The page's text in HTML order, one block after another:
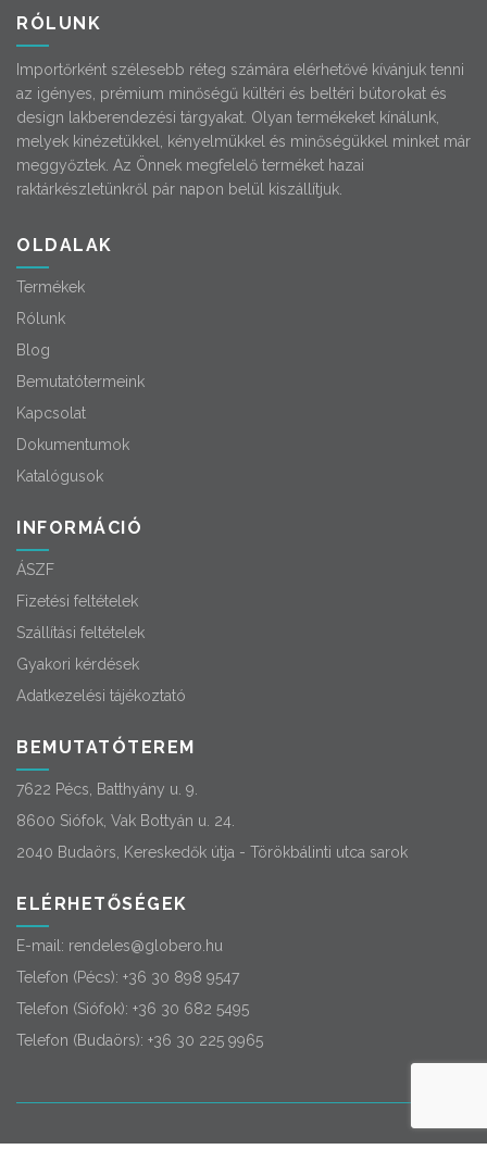
RÓLUNK
Importőrként szélesebb réteg számára elérhetővé kívánjuk tenni
az igényes, prémium minőségű kültéri és beltéri bútorokat és
design lakberendezési tárgyakat. Olyan termékeket kínálunk,
melyek kinézetükkel, kényelmükkel és minőségükkel minket már
meggyőztek. Az Önnek megfelelő terméket hazai
raktárkészletünkről pár napon belül kiszállítjuk.
OLDALAK
Termékek
Rólunk
Blog
Bemutatótermeink
Kapcsolat
Dokumentumok
Katalógusok
INFORMÁCIÓ
ÁSZF
Fizetési feltételek
Szállítási feltételek
Gyakori kérdések
Adatkezelési tájékoztató
BEMUTATÓTEREM
7622 Pécs, Batthyány u. 9.
8600 Siófok, Vak Bottyán u. 24.
2040 Budaörs, Kereskedők útja - Törökbálinti utca sarok
ELÉRHETŐSÉGEK
E-mail: rendeles@globero.hu
Telefon (Pécs): +36 30 898 9547
Telefon (Siófok): +36 30 682 5495
Telefon (Budaörs): +36 30 225 9965